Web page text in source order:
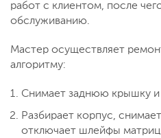
работ с клиентом, после
обслуживанию.
Мастер осуществляет
алгоритму:
Снимает заднюю крышку и
Разбирает корпус,
отключает шлейфы